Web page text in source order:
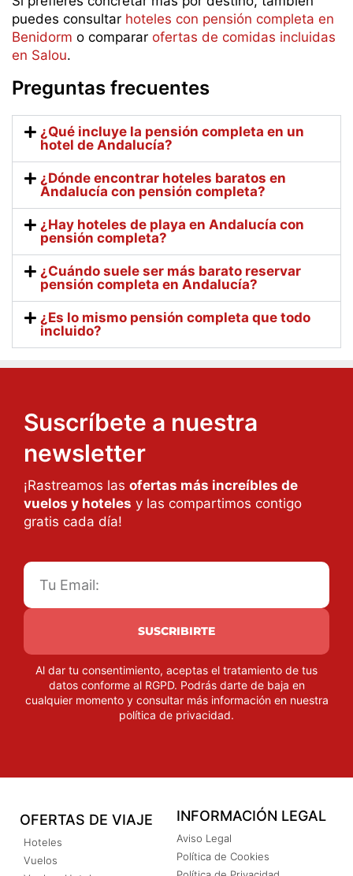
puedes consultar hoteles con pensión completa en
Benidorm o comparar ofertas de comidas incluidas
en Salou.
Preguntas frecuentes
¿Qué incluye la pensión completa en un
hotel de Andalucía?
¿Dónde encontrar hoteles baratos en
Andalucía con pensión completa?
¿Hay hoteles de playa en Andalucía con
pensión completa?
¿Cuándo suele ser más barato reservar
pensión completa en Andalucía?
¿Es lo mismo pensión completa que todo
incluido?
Suscríbete a nuestra
newsletter
¡Rastreamos las ofertas más increíbles de
vuelos y hoteles y las compartimos contigo
gratis cada día!
SUSCRIBIRTE
Al dar tu consentimiento, aceptas el tratamiento de tus
datos conforme al RGPD. Podrás darte de baja en
cualquier momento y consultar más información en nuestra
política de privacidad.
OFERTAS DE VIAJE
Hoteles
Vuelos
INFORMACIÓN LEGAL
Aviso Legal
Política de Cookies